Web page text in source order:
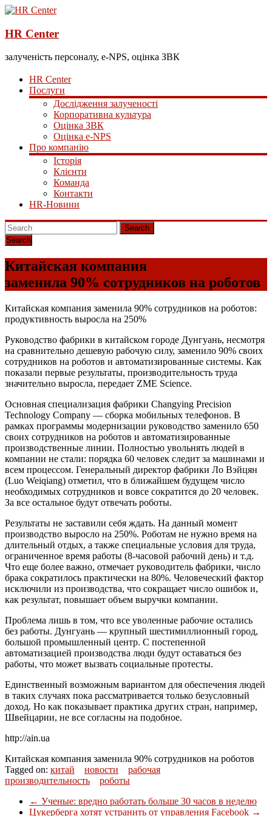
HR Center
залученість персоналу, e-NPS, оцінка ЗВК
HR Center
Послуги
Дослідження залученості
Корпоративна культура
Оцінка ЗВК
Оцінка e-NPS
Про компанію
Історія
Клієнти
Команда
Контакти
HR-Новини
Search
Китайская компания
заменила 90% сотрудников на роботов
Китайская компания заменила 90% сотрудников на роботов:
продуктивность выросла на 250%
Руководство фабрики в китайском городе Дунгуань, несмотря
на сравнительно дешевую рабочую силу, заменило 90% своих
сотрудников на роботов и автоматизированные системы. Как
показали первые результаты, производительность труда
значительно выросла, передает ZME Science.
Основная специализация фабрики Changying Precision
Technology Company — сборка мобильных телефонов. В
рамках программы модернизации руководство заменило 650
своих сотрудников на роботов и автоматизированные
производственные линии. Полностью увольнять людей в
компании не стали: порядка 60 человек следит за машинами и
всем процессом. Генеральный директор фабрики Ло Вэйцян
(Luo Weiqiang) отметил, что в ближайшем будущем число
необходимых сотрудников и вовсе сократится до 20 человек.
За все остальное будут отвечать роботы.
Результаты не заставили себя ждать. На данный момент
производство выросло на 250%. Роботам не нужно время на
длительный отдых, а также специальные условия для труда,
ограниченное время работы (8-часовой рабочий день) и т.д.
Что еще более важно, отмечает руководитель фабрики, число
брака сократилось практически на 80%. Человеческий фактор
исключили из производства, что сокращает число ошибок и,
как результат, повышает объем выручки компании.
Проблема лишь в том, что все уволенные рабочие остались
без работы. Дунгуань — крупный шестимиллионный город,
большой промышленный центр. С постепенной
автоматизацией производства люди будут оставаться без
работы, что может вызвать социальные протесты.
Единственный возможным вариантом для обеспечения людей
в таких случаях пока рассматривается только безусловный
доход. Но как показывает практика других стран, например,
Швейцарии, не все согласны на подобное.
http://ain.ua
Китайская компания заменила 90% сотрудников на роботов
Tagged on: китай новости
рабочая
производительность
роботы
← Ученые: вредно работать больше 30 часов в неделю
Цукерберга хотят устранить от управления Facebook →